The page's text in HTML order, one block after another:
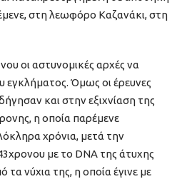
στη λεωφόρο Καζανάκι, στη
οι αστυνομικές αρχές να
εγκλήματος. Όμως οι έρευνες
και στην εξιχνίαση της
η οποία παρέμενε
χρόνια, μετά την
με το DNA της άτυχης
τα νύχια της, η οποία έγινε με